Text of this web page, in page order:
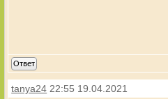
Ответ
tanya24 22:55 19.04.2021